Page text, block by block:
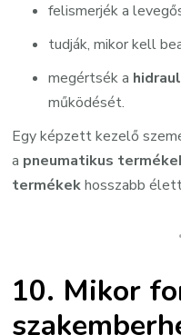
felismerjék a
tudják, mikor kell
megértsék a
működését.
Egy képzett kezelő
a pneumatikus
termékekhosszabb
10. Mikor